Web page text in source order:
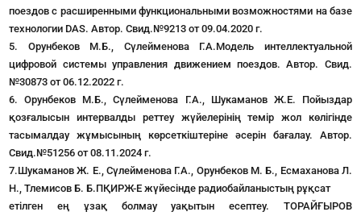
поездов с расширенными функциональными возможностями на базе
технологии DAS. Автор. Свид.№9213 от 09.04.2020 г.
5. Орунбеков М.Б., Сүлейменова Г.А.Модель интеллектуальной
цифровой системы управления движением поездов. Автор. Свид.
№30873 от 06.12.2022 г.
6. Орунбеков М.Б., Сүлейменова Г.А., Шукаманов Ж.Е. Пойыздар
қозғалысын интервалды реттеу жүйелерінің темір жол көлігінде
тасымалдау жұмысының көрсеткіштеріне әсерін бағалау. Автор.
Свид.№51256 от 08.11.2024 г.
7.Шукаманов Ж. Е., Сүлейменова Г.А., Орунбеков М. Б., Есмаханова Л.
Н., Тлемисов Б. Б.ПҚИРЖ-Е жүйесінде радиобайланыстың рұқсат
етілген ең ұзақ болмау уақытын есептеу. ТОРАЙҒЫРОВ